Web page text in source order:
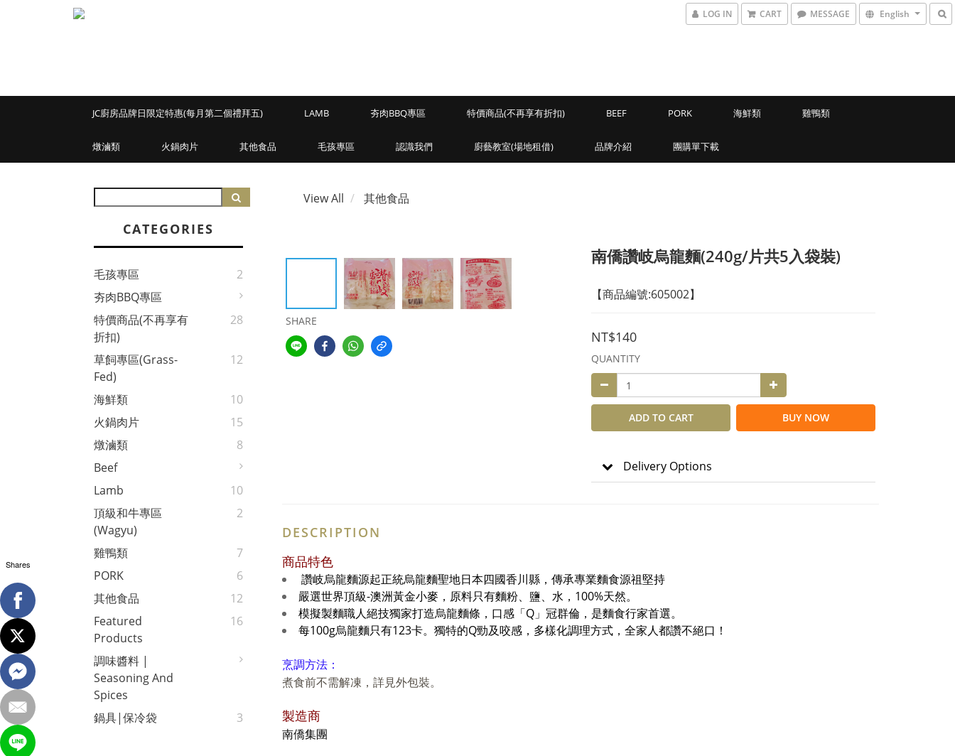
LOG IN CART MESSAGE English
JC廚房品牌日限定特惠(每月第二個禮拜五) LAMB 夯肉BBQ專區 特價商品(不再享有折扣) BEEF PORK 海鮮類 雞鴨類
燉滷類 火鍋肉片 其他食品 毛孩專區 認識我們 廚藝教室(場地租借) 品牌介紹 團購單下載
CATEGORIES
毛孩專區
2
夯肉BBQ專區
特價商品(不再享有
折扣)
28
草飼專區(Grass-
Fed)
12
海鮮類
10
火鍋肉片
15
燉滷類
8
Beef
Lamb
10
頂級和牛專區
(Wagyu)
2
雞鴨類
7
PORK
6
其他食品
12
Featured
Products
16
調味醬料 |
Seasoning And
Spices
鍋具|保冷袋
3
View All 其他食品
SHARE
南僑讚岐烏龍麵(240g/片共5入袋裝)
【商品編號:605002】
NT$140
QUANTITY
ADD TO CART BUY NOW
Delivery Options
DESCRIPTION
商品特色
讚岐烏龍麵源起正統烏龍麵聖地日本四國香川縣，傳承專業麵食源祖堅持
嚴選世界頂級-澳洲黃金小麥，原料只有麵粉、鹽、水，100%天然。
模擬製麵職人絕技獨家打造烏龍麵條，口感「Q」冠群倫，是麵食行家首選。
每100g烏龍麵只有123卡。獨特的Q勁及咬感，多樣化調理方式，全家人都讚不絕口！
烹調方法：
煮食前不需解凍，詳見外包裝。
製造商
南僑集團
Shares